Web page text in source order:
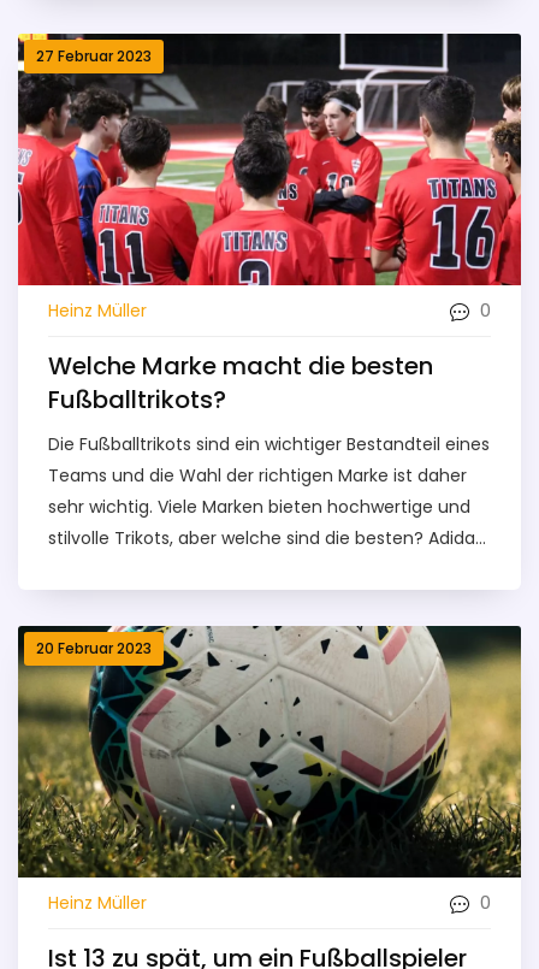
sich gelohnt, als ich schließlich mein Ziel erreicht
habe. Ich bin zufrieden mit meiner Leistung und
hoffe, dass ich meine Punktzahl noch weiter
erhöhen kann.
27 Februar 2023
Heinz Müller 0
Welche Marke macht die besten
Fußballtrikots?
Die Fußballtrikots sind ein wichtiger Bestandteil eines
Teams und die Wahl der richtigen Marke ist daher
sehr wichtig. Viele Marken bieten hochwertige und
stilvolle Trikots, aber welche sind die besten? Adidas,
bekannt für ihre hervorragende Haltbarkeit, Puma
Trikots sind bekannt für ihre modernen Designs und
Nike Trikots werden wegen ihrer Langlebigkeit und
ihres hohen Komforts geschätzt. Jede Marke hat
ihre eigenen Vorteile. Daher kommt es auf den
persönlichen Geschmack und die Präferenzen des
Teams an.
20 Februar 2023
Heinz Müller 0
Ist 13 zu spät, um ein Fußballspieler